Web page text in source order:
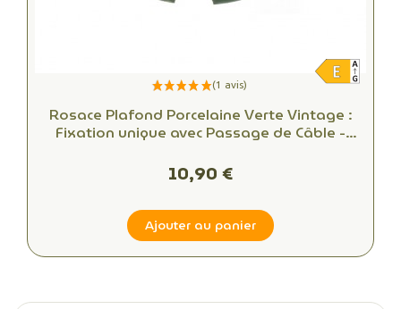
Rosace Plafond Porcelaine Verte Vintage :
Fixation unique avec Passage de Câble -
10,90 €
Ajouter au panier